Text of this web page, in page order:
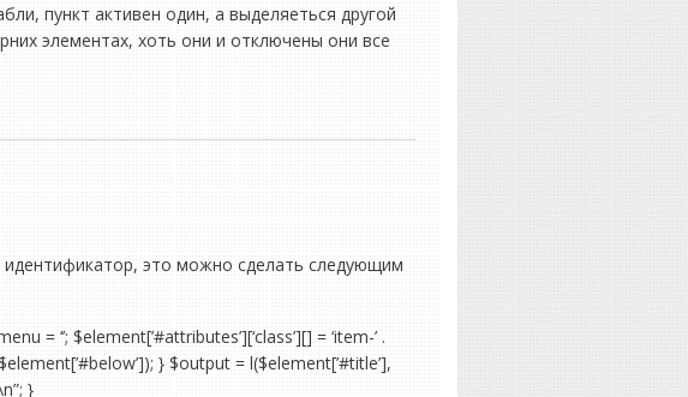
пункт активен один, а выделяеться другой
элементах, хоть они и отключены они все
это можно сделать следующим
= ‘’; $element[’#attributes’][‘class’][] = ‘item-’ .
} $output = l($element[’#title’],
}